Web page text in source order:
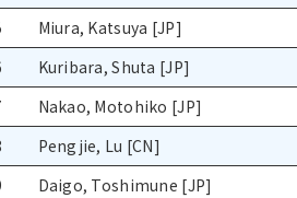
Miura, Katsuya [JP]
Kuribara, Shuta [JP]
Nakao, Motohiko [JP]
Pengjie, Lu [CN]
Daigo, Toshimune [JP]